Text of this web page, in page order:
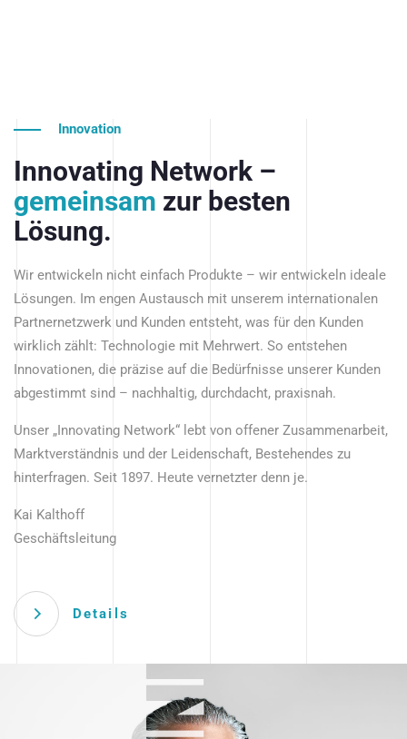
Innovation
Innovating Network –
gemeinsam zur besten
Lösung.
Wir entwickeln nicht einfach Produkte – wir entwickeln ideale
Lösungen. Im engen Austausch mit unserem internationalen
Partnernetzwerk und Kunden entsteht, was für den Kunden
wirklich zählt: Technologie mit Mehrwert. So entstehen
Innovationen, die präzise auf die Bedürfnisse unserer Kunden
abgestimmt sind – nachhaltig, durchdacht, praxisnah.
Unser „Innovating Network“ lebt von offener Zusammenarbeit,
Marktverständnis und der Leidenschaft, Bestehendes zu
hinterfragen. Seit 1897. Heute vernetzter denn je.
Kai Kalthoff
Geschäftsleitung
Details